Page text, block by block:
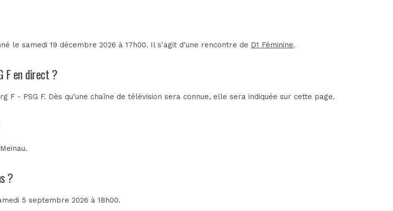
le samedi 19 décembre 2026 à 17h00. Il s'agit d'une rencontre de D1 Féminine.
F en direct ?
F - PSG F. Dès qu’une chaîne de télévision sera connue, elle sera indiquée sur cette page.
.
?
5 septembre 2026 à 18h00.